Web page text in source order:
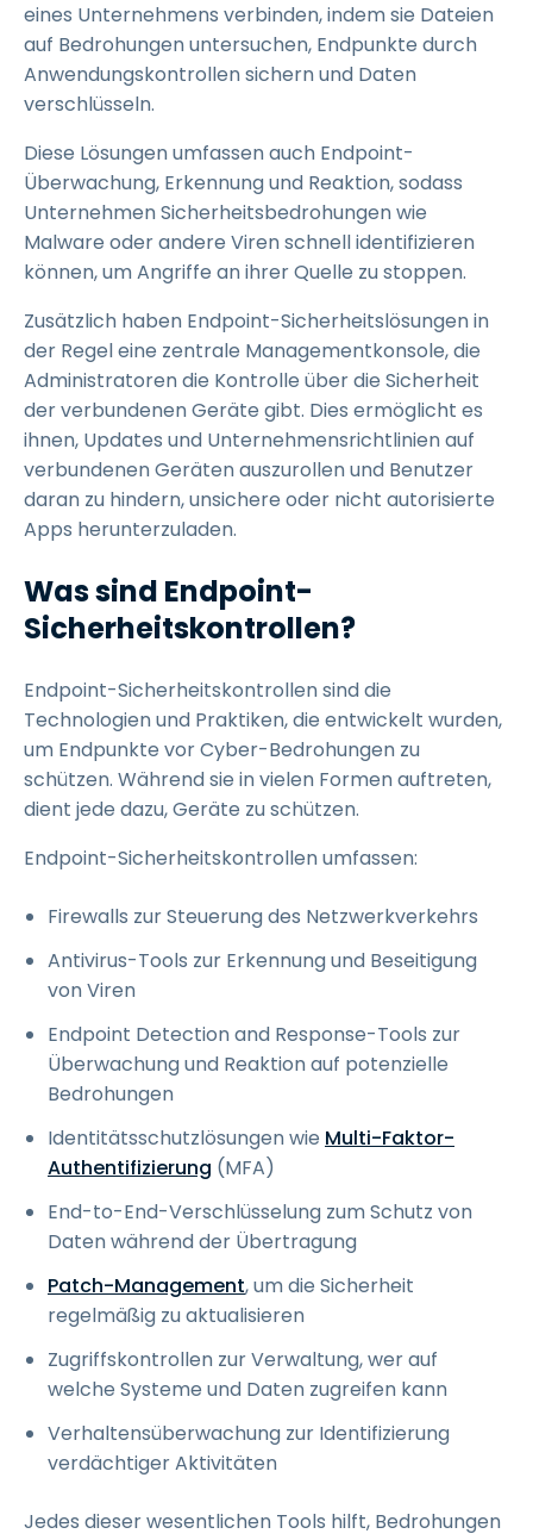
eines Unternehmens verbinden, indem sie Dateien
auf Bedrohungen untersuchen, Endpunkte durch
Anwendungskontrollen sichern und Daten
verschlüsseln.
Diese Lösungen umfassen auch Endpoint-
Überwachung, Erkennung und Reaktion, sodass
Unternehmen Sicherheitsbedrohungen wie
Malware oder andere Viren schnell identifizieren
können, um Angriffe an ihrer Quelle zu stoppen.
Zusätzlich haben Endpoint-Sicherheitslösungen in
der Regel eine zentrale Managementkonsole, die
Administratoren die Kontrolle über die Sicherheit
der verbundenen Geräte gibt. Dies ermöglicht es
ihnen, Updates und Unternehmensrichtlinien auf
verbundenen Geräten auszurollen und Benutzer
daran zu hindern, unsichere oder nicht autorisierte
Apps herunterzuladen.
Was sind Endpoint-
Sicherheitskontrollen?
Endpoint-Sicherheitskontrollen sind die
Technologien und Praktiken, die entwickelt wurden,
um Endpunkte vor Cyber-Bedrohungen zu
schützen. Während sie in vielen Formen auftreten,
dient jede dazu, Geräte zu schützen.
Endpoint-Sicherheitskontrollen umfassen:
Firewalls zur Steuerung des Netzwerkverkehrs
Antivirus-Tools zur Erkennung und Beseitigung
von Viren
Endpoint Detection and Response-Tools zur
Überwachung und Reaktion auf potenzielle
Bedrohungen
Identitätsschutzlösungen wie Multi-Faktor-
Authentifizierung (MFA)
End-to-End-Verschlüsselung zum Schutz von
Daten während der Übertragung
Patch-Management, um die Sicherheit
regelmäßig zu aktualisieren
Zugriffskontrollen zur Verwaltung, wer auf
welche Systeme und Daten zugreifen kann
Verhaltensüberwachung zur Identifizierung
verdächtiger Aktivitäten
Jedes dieser wesentlichen Tools hilft, Bedrohungen